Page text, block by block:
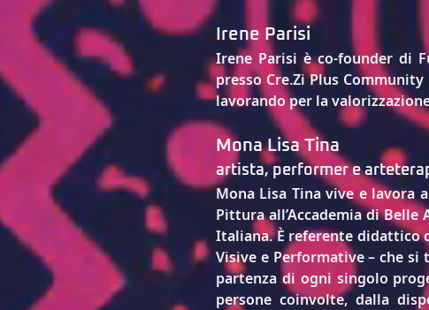
Irene Parisi
Irene Parisi è co-founder di
presso Cre.Zi Plus
lavorando per la
Mona Lisa Tina
artista, performer e
Mona Lisa Tina vive e lavora a
Pittura all’Accademia di
Italiana. È referente didattico
Visive e Performative – che
partenza di ogni singolo
persone coinvolte, dalla